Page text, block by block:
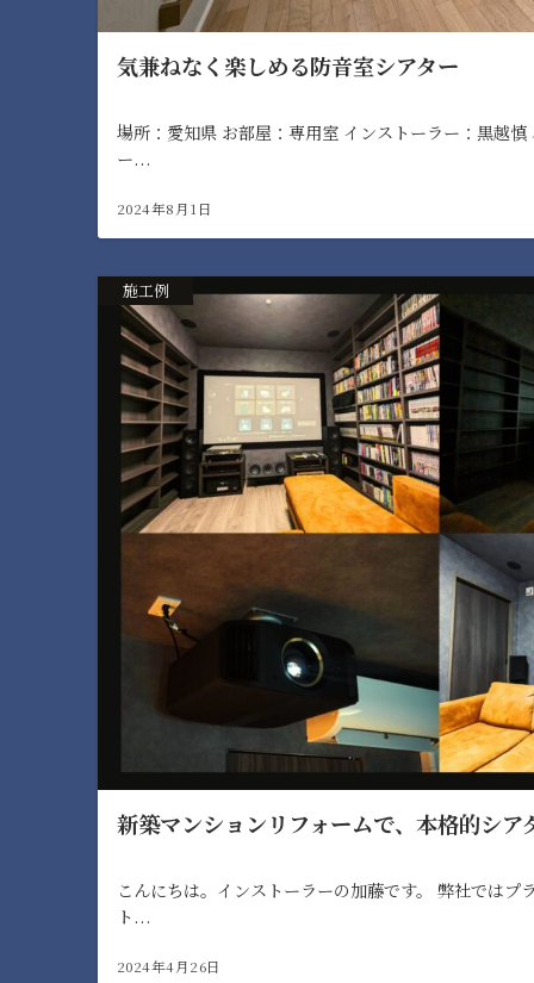
気兼ねなく楽しめる防音室シアター
場所：愛知県 お部屋：専用室 インストーラー：黒越
ー...
2024年8月1日
施工例
新築マンションリフォームで、本格的シア
こんにちは。インストーラーの加藤です。 弊社ではプ
ト...
2024年4月26日